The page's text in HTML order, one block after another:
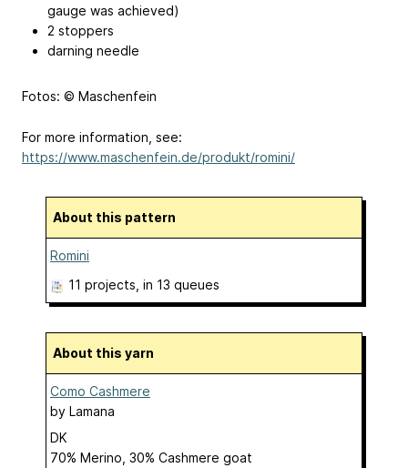
gauge was achieved)
2 stoppers
darning needle
Fotos: © Maschenfein
For more information, see:
https://www.maschenfein.de/produkt/romini/
About this pattern
Romini
11 projects , in 13 queues
About this yarn
Como Cashmere
by Lamana
DK
70% Merino, 30% Cashmere goat